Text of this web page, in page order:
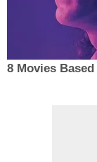
8 Movies